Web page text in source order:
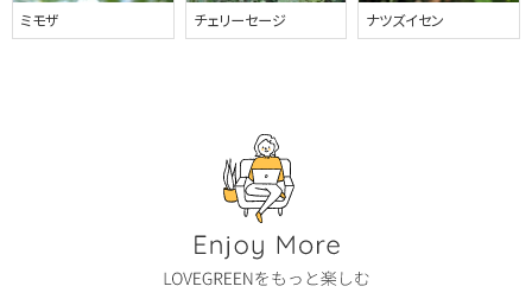
ミモザ チェリーセージ ナツズイセン